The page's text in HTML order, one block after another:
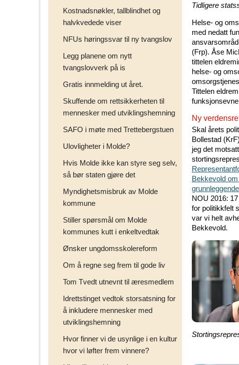
Kostnadsnøkler, tallblindhet og
halvkvedede viser
NFUs høringssvar til ny tvangslov
Legg planene om nytt
tvangslovverk på is
Gratis innmelding ut året.
Skuffende om rettsikkerheten til
mennesker med utviklingshemning
SAFO i møte med Trettebergstuen
Ulovligheter i Molde?
Hvis Molde ikke kan styre seg selv,
så bør staten gjøre det
Myndighetsmisbruk av Molde
kommune
Stiller spørsmål om Molde
kommunes kutt i enkeltvedtak
Ønsker ungdomsskolereform
Om å regne seg frem til gode liv
Tom Tvedt utnevnt til æresmedlem
Idrettstinget vedtok storsatsning for
å inkludere mennesker med
utviklingshemning
Hvor finner vi de usynlige i en kultur
hvor vi løfter frem vinnere?
Tidligere
Helse- og
med nedatt
(Frp). Åse
tittelen
helse- og
Tittelen
Ny
Skal årets
Bollestad
jeg det
Bekkevold
NOU 2016:
for politikkfelt
var vi helt
Bekkevold.